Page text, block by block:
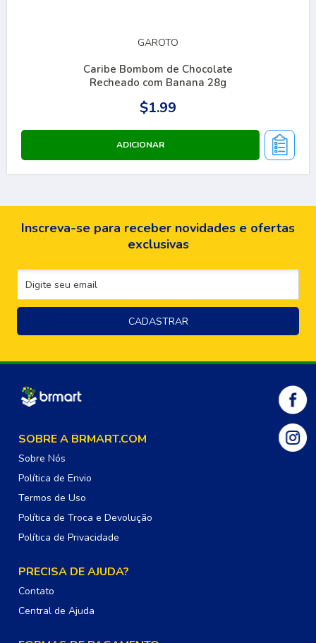
GAROTO
Caribe Bombom de Chocolate
Recheado com Banana 28g
$1.99
Inscreva-se para receber novidades e ofertas
exclusivas
SOBRE A BRMART.COM
Sobre Nós
Política de Envio
Termos de Uso
Política de Troca e Devolução
Política de Privacidade
PRECISA DE AJUDA?
Contato
Central de Ajuda